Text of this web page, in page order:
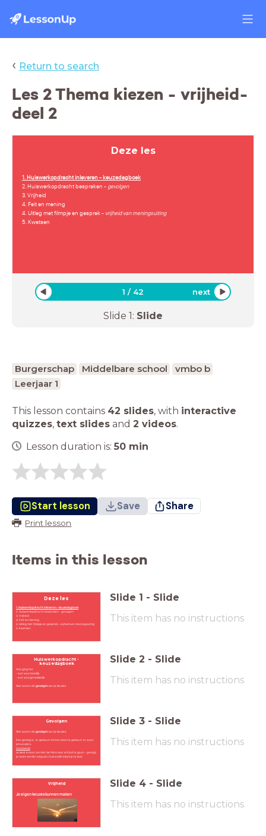
‹ Return to search
Les 2 Thema kiezen - vrijheid-
deel 2
Deze les
1. Huiswerkopdracht inleveren - keuzedagboek
2. Huiswerkopdracht bespreken -gevolgen
3. Vrijheid
4. Feit en mening
4. Uitleg met filmpje en gesprek - vrijheid van meningsuiting
5. Kwetsen
1 / 42 next
Slide 1: Slide
Burgerschap Middelbare school
vmbo b
Leerjaar 1
This lesson contains 42 slides, with interactive
quizzes, text slides and 2 videos.
Lesson duration is: 50 min
Start lesson Save Share
Print lesson
Items in this lesson
Deze les
1. Huiswerkopdracht inleveren - keuzedagboek
2. Huiswerkopdracht bespreken -gevolgen
3. Vrijheid
4. Feit en mening
4. Uitleg met filmpje en gesprek -vrijheid van meningsuiting
5. Kwetsen
Slide 1 - Slide
This item has no instructions
Huiswerkopdracht -
keuzedagboek
Hoe ging het
- wat was moeilijk
- wat was gemakkelijk
Wat waren degevolgenvan je keuzes
Slide 2 - Slide
This item has no instructions
Gevolgen
Wat waren degevolgenvan je keuzes.
Een gevolg is - er gebeurt iets en daarna gebeurt er weer
iets anders.
Voorbeeld
Je kiest ervoor om met de fiets naar school te gaan -gevolg-
je moet eerder weg van huis anders kom je te laat.
Slide 3 - Slide
This item has no instructions
Vrijheid
Je eigen keuzes kunnen maken
Slide 4 - Slide
This item has no instructions